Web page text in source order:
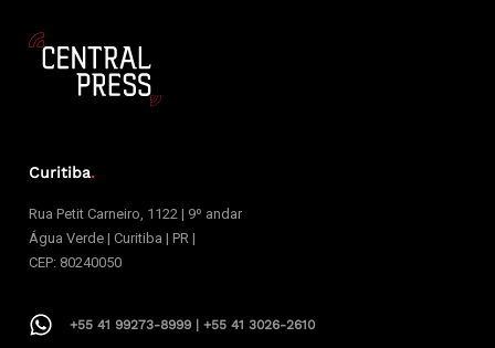
Curitiba.
Rua Petit Carneiro, 1122 | 9º andar
Água Verde | Curitiba | PR |
CEP: 80240050
+55 41 99273-8999 | +55 41 3026-2610